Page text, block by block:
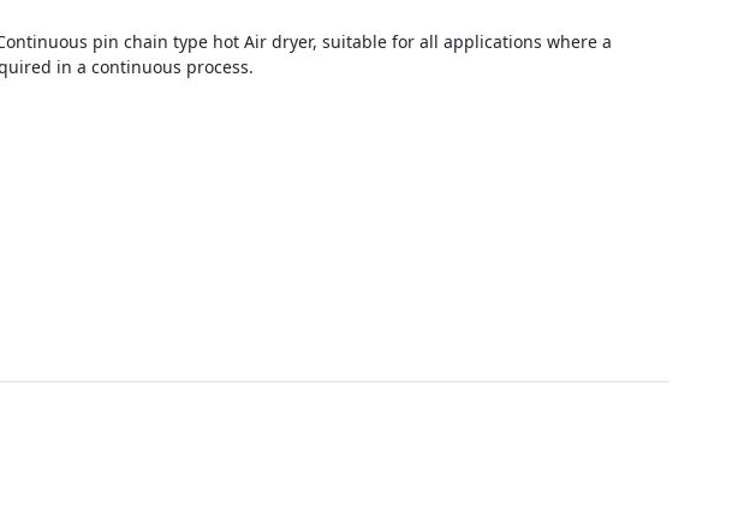
pin chain type hot Air dryer, suitable for all applications where a
in a continuous process.